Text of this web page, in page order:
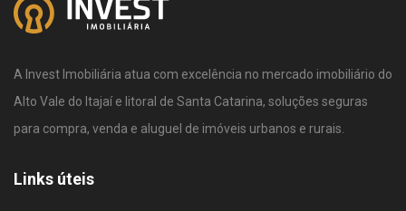
A Invest Imobiliária atua com excelência no mercado imobiliário do
Alto Vale do Itajaí e litoral de Santa Catarina, soluções seguras
para compra, venda e aluguel de imóveis urbanos e rurais.
Links úteis